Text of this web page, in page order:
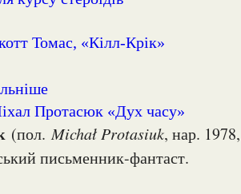
Томас, «Кілл-Крік»
Протасюк «Дух часу»
(пол.Michał Protasiuk, нар. 1978,
письменник-фантаст.